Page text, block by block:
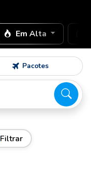
Em Alta
Pacotes
Filtrar